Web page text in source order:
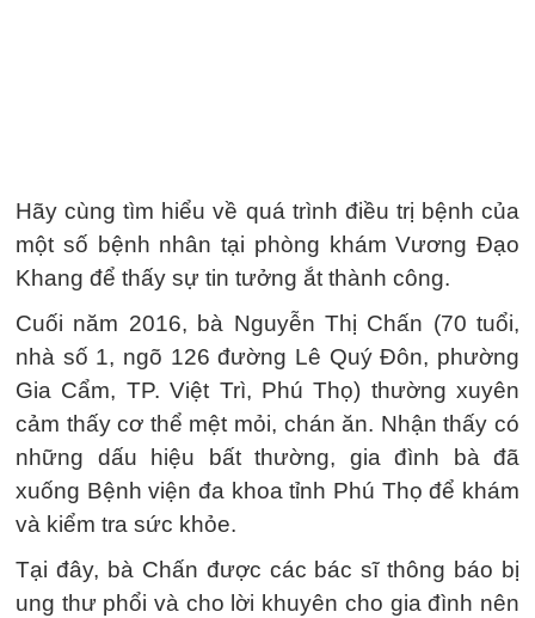
Hãy cùng tìm hiểu về quá trình điều trị bệnh của
một số bệnh nhân tại phòng khám Vương Đạo
Khang để thấy sự tin tưởng ắt thành công.
Cuối năm 2016, bà Nguyễn Thị Chấn (70 tuổi,
nhà số 1, ngõ 126 đường Lê Quý Đôn, phường
Gia Cẩm, TP. Việt Trì, Phú Thọ) thường xuyên
cảm thấy cơ thể mệt mỏi, chán ăn. Nhận thấy có
những dấu hiệu bất thường, gia đình bà đã
xuống Bệnh viện đa khoa tỉnh Phú Thọ để khám
và kiểm tra sức khỏe.
Tại đây, bà Chấn được các bác sĩ thông báo bị
ung thư phổi và cho lời khuyên cho gia đình nên